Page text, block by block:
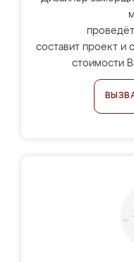
составит проект и
стоимости